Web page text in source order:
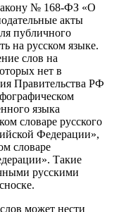
№ 168-ФЗ «О
акты
публичного
на русском языке.
слов на
нет в
Правительства РФ
языка
словаре русского
Федерации»,
словаре
Такие
русскими
может нести